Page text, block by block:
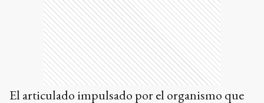
El articulado impulsado por el organismo que